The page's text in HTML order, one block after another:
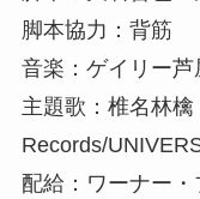
脚本協力：背筋
音楽：ゲイリー
主題歌：椎名林
Records/
配給：ワーナー